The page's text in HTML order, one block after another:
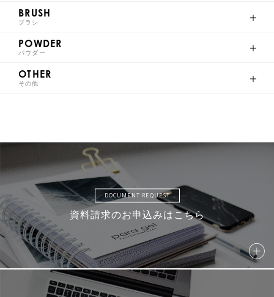
AMD11 AMD12
AMD13 AMD14 AMD15
BRUSH
ブラシ
POWDER
パウダー
OTHER
その他
DOCUMENT REQUEST
資料請求のお申込みはこちら